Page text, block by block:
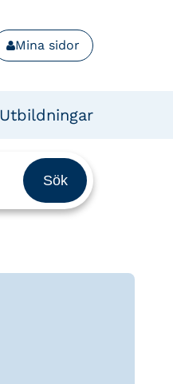
Mina sidor
Utbildningar